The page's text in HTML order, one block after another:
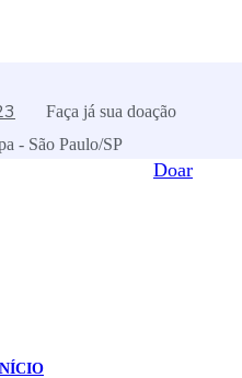
- São Paulo/SP
Faça já sua doação
Doar